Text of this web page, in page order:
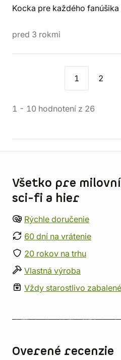
Kocka pre každého
pred 3 rokmi
1 2
1 - 10 hodnotení z 26
Všetko pre
sci-fi a hier
Rýchle doručenie
60 dní na vrátenie
20 rokov na trhu
Vlastná výroba
Vždy starostlivo zabalené
Overené recenzie